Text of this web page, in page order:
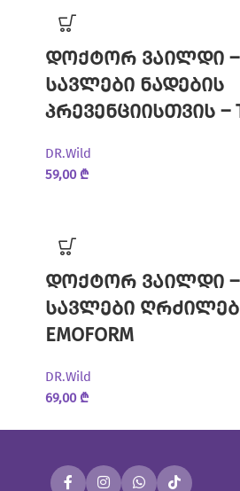
დოქტორ ვაილდი –
სავლები ნადების
პრევენციისთვის –
DR.Wild
59,00₾
დოქტორ ვაილდი –
სავლები
EMOFORM
DR.Wild
69,00₾